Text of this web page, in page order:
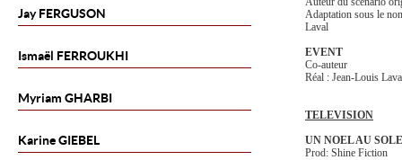
JayFERGUSON
Ismaël FERROUKHI
Myriam GHARBI
KarineGIEBEL
Adaptation sous le
Laval
EVENT
Co-auteur
Réal : Jean-Louis
TELEVISION
UN NOEL AU
Prod: Shine Fiction